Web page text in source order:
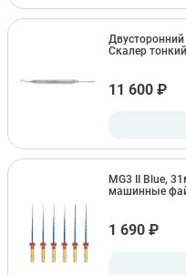
Скалер тонкий
11 600 ₽
MG3 II Blue,
машинные
1 690 ₽